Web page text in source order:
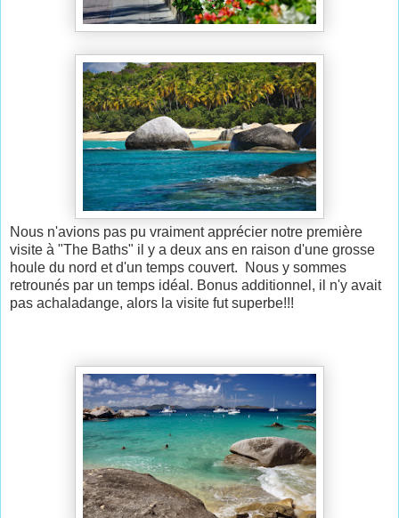
Nous n'avions pas pu vraiment apprécier notre première
visite à "The Baths" il y a deux ans en raison d'une grosse
houle du nord et d'un temps couvert. Nous y sommes
retrounés par un temps idéal. Bonus additionnel, il n'y avait
pas achaladange, alors la visite fut superbe!!!